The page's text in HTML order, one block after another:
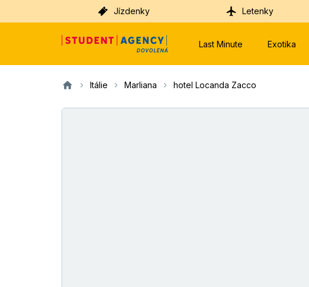
Jízdenky Letenky
Last Minute Exotika
Itálie Marliana hotel Locanda Zacco